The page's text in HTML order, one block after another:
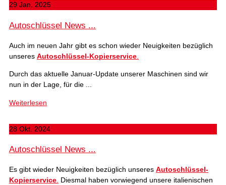
29 Jan. 2025
Autoschlüssel News ...
Auch im neuen Jahr gibt es schon wieder Neuigkeiten bezüglich
unseres Autoschlüssel-Kopierservice
Durch das aktuelle Januar-Update unserer Maschinen sind wir
nun in der Lage, für die ...
Weiterlesen
28 Okt. 2024
Autoschlüssel News ...
Es gibt wieder Neuigkeiten bezüglich unseres Autoschlüssel-
Kopierservice Diesmal haben vorwiegend unsere italienischen